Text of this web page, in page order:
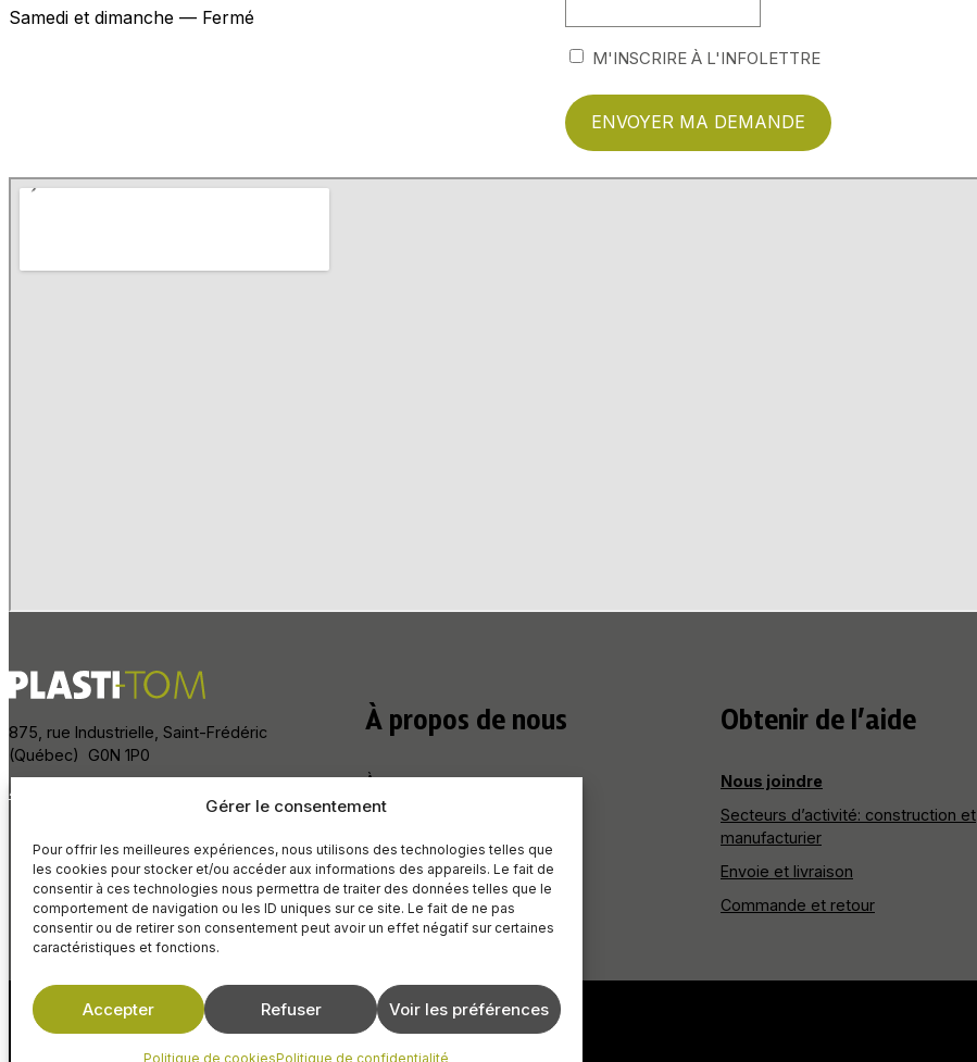
Gérer le consentement
Pour offrir les meilleures expériences, nous utilisons des technologies telles que
les cookies pour stocker et/ou accéder aux informations des appareils. Le fait de
consentir à ces technologies nous permettra de traiter des données telles que le
comportement de navigation ou les ID uniques sur ce site. Le fait de ne pas
consentir ou de retirer son consentement peut avoir un effet négatif sur certaines
caractéristiques et fonctions.
Accepter Refuser Voir les préférences
Politique de cookiesPolitique de confidentialité
Samedi et dimanche — Fermé
infolettre
M'INSCRIRE À L'INFOLETTRE
875, rue Industrielle, Saint-Frédéric
(Québec) G0N 1P0
418-426-3333
À propos de nous
À propos
Catalogue
Procédés
Secteurs d’activités
Obtenir de l’aide
Nous joindre
Secteurs d’activité: construction et
manufacturier
Envoie et livraison
Commande et retour
Politique de confidentialité Politique de cookies